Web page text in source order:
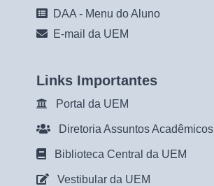
DAA - Menu do Aluno
E-mail da UEM
Links Importantes
Portal da UEM
Diretoria Assuntos Acadêmicos
Biblioteca Central da UEM
Vestibular da UEM